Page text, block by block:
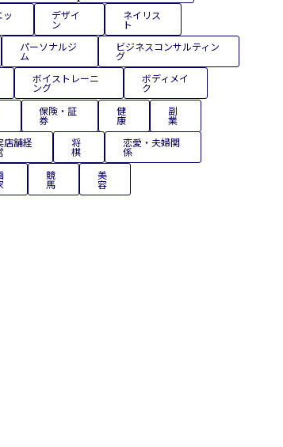
ッ デザイ
ン
ネイリス
ト
パーソナルジ
ム
ビジネスコンサルティン
グ
ボイストレーニ
ング
ボディメイ
ク
保険・証
券
健
康
副
業
店舗経 将
棋
恋愛・夫婦関
係
競
馬
美
容